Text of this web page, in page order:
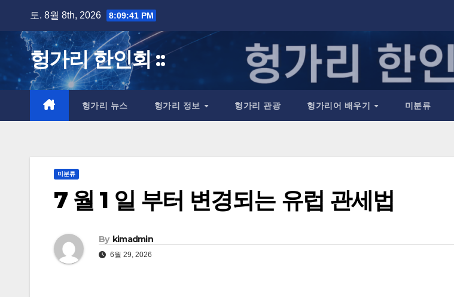
content
토. 8월 8th, 2026 8:09:41 PM
헝가리 한인회 ::
헝가리 뉴스 헝가리 정보 헝가리 관광 헝가리어 배우기 미분류
미분류
7 월 1 일 부터 변경되는 유럽 관세법
By kimadmin
6월 29, 2026